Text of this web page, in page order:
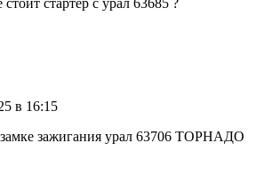
стартер с урал 63685 ?
в 16:15
зажигания урал 63706 ТОРНАДО